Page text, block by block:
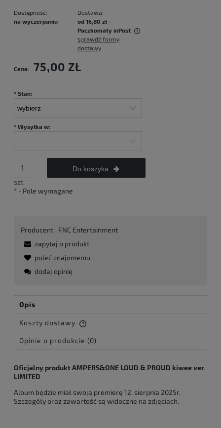
Dostępność:
na wyczerpaniu
Dostawa:
od 16,80 zł -
Paczkomaty inPost
Cena nie zawiera ewentualnych kosztów płatności
sprawdź formy
dostawy
Cena: 75,00 ZŁ
* Stan:
* Wysyłka w:
szt.
Do koszyka
* - Pole wymagane
Producent: FNC Entertainment
zapytaj o produkt
poleć znajomemu
dodaj opinię
Opis
Koszty dostawy
Cena nie zawiera ewentualnych kosztów płatności
Opinie o produkcie (0)
Oficjalny produkt AMPERS&ONE LOUD & PROUD kiwee ver.
LIMITED
Album będzie miał swoją premierę 12. sierpnia 2025r.
Szczegóły oraz zawartość są widoczne na zdjęciach.